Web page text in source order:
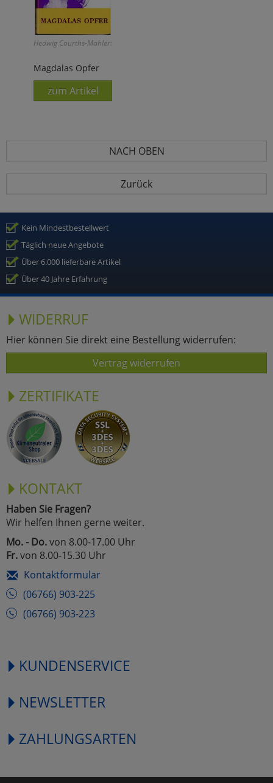
Hedwig Courths-Mahler:
Magdalas Opfer
zum Artikel
NACH OBEN
Zurück
Kein Mindestbestellwert
Täglich neue Angebote
Über 6.000 lieferbare Artikel
Über 40 Jahre Erfahrung
WIDERRUF
Hier können Sie direkt eine Bestellung widerrufen:
Vertrag widerrufen
ZERTIFIKATE
KONTAKT
Haben Sie Fragen?
Wir helfen Ihnen gerne weiter.
Mo. - Do.von 8.00-17.00 Uhr
Fr.von 8.00-15.30 Uhr
Kontaktformular
(06766) 903-225
(06766) 903-223
KUNDENSERVICE
NEWSLETTER
ZAHLUNGSARTEN